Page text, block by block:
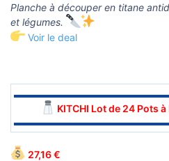
Planche à découper en titane
et légumes.
Voir le deal
KITCHI Lot de 24 Pots
27,16 €